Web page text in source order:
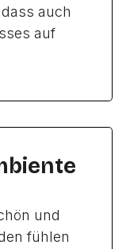
auch
auf
und
fühlen